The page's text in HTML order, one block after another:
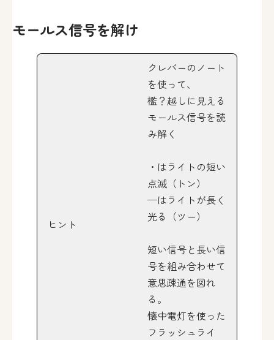
モールス信号を解け
ヒント
クレバーのノート
を使って、
檻？越しに見える
モールス信号を読
み解く
・はライトの短い
点滅（トン）
─はライトが長く
光る（ツー）
短い信号と長い信
号を組み合わせて
意思疎通を図れ
る。
懐中電灯を使った
フラッシュライ